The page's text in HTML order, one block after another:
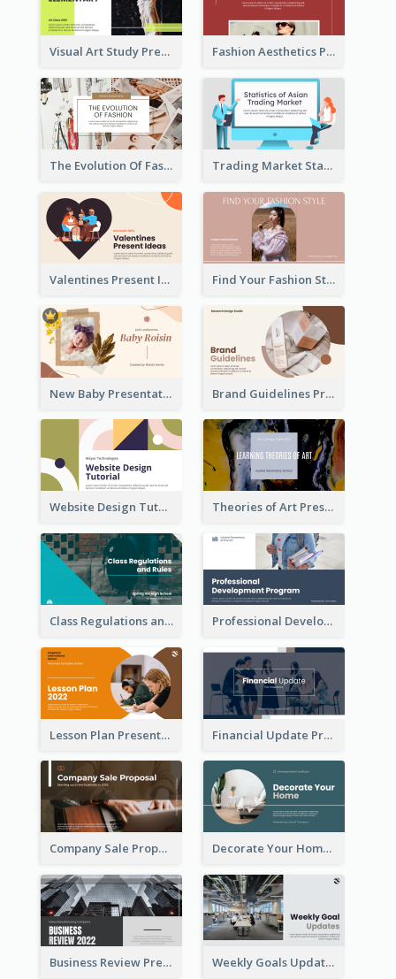
Visual Art Study Presentation Fashion Aesthetics Presentation
The Evolution Of Fashion Presentation Trading Market Statistics Presentation
Valentines Present Ideas Presentation Find Your Fashion Style Presentation
New Baby Presentation Brand Guidelines Presentation
Website Design Tutorial Presentation Theories of Art Presentation
Class Regulations and Rules Presentation Professional Development Program Presentation
Lesson Plan Presentation Financial Update Presentation
Company Sale Proposal Decorate Your Home Presentation
Business Review Presentations Weekly Goals Updates Presentation